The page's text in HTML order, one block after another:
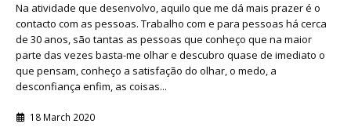
Na atividade que desenvolvo, aquilo que me dá mais prazer é o
contacto com as pessoas. Trabalho com e para pessoas há cerca
de 30 anos, são tantas as pessoas que conheço que na maior
parte das vezes basta-me olhar e descubro quase de imediato o
que pensam, conheço a satisfação do olhar, o medo, a
desconfiança enfim, as coisas...
18 March 2020